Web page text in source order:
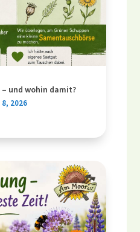
und wohin damit?
8, 2026